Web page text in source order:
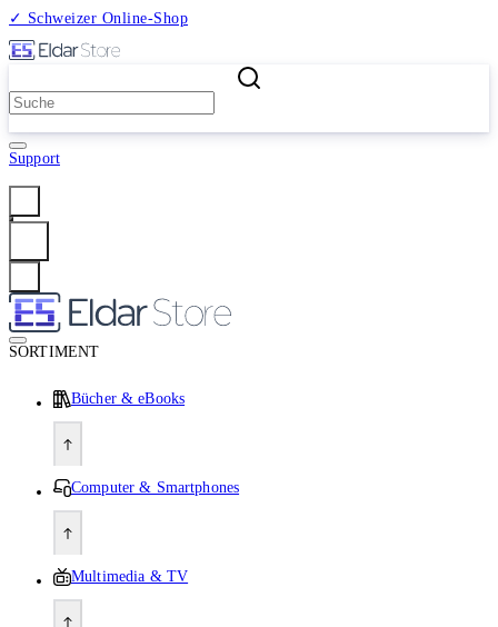
✓ Schweizer Online-Shop
Support
SORTIMENT
Bücher & eBooks
Computer & Smartphones
Multimedia & TV